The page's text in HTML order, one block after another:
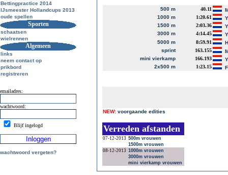
Bettingpractice 2014
IJsmeester Hollandcups 2013
oude spellen
Sporten
schaatsen
wielrennen
Algemeen
links
neem contact op
prikbord
registreren
emailadres:
wachtwoord:
Blijf ingelogd
wachtwoord vergeten?
500 m 40.11
1000 m
1:20.61
1500 m
2:03.36
3000 m
4:14.45
5000 m
8:59.91
sprint
163.155
mini vierkamp
166.193
2x500 m
1:23.15
NEW: voorgaande edities
Verreden afstanden
07-12-2013 500m vrouwen
1500m vrouwen
08-12-2013 1000m vrouwen
3000m vrouwen
mini vierkamp vrouwen